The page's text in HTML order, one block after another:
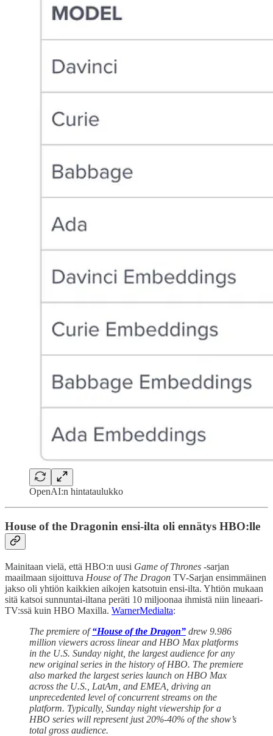
OpenAI:n hintataulukko
House of the Dragonin ensi-ilta oli ennätys HBO:lle
Mainitaan vielä, että HBO:n uusi Game of Thrones -sarjan
maailmaan sijoittuva House of The Dragon TV-Sarjan ensimmäinen
jakso oli yhtiön kaikkien aikojen katsotuin ensi-ilta. Yhtiön mukaan
sitä katsoi sunnuntai-iltana peräti 10 miljoonaa ihmistä niin lineaari-
TV:ssä kuin HBO Maxilla. WarnerMedialta:
The premiere of“House of the Dragon” drew 9.986
million viewers across linear and HBO Max platforms
in the U.S. Sunday night, the largest audience for any
new original series in the history of HBO. The premiere
also marked the largest series launch on HBO Max
across the U.S., LatAm, and EMEA, driving an
unprecedented level of concurrent streams on the
platform. Typically, Sunday night viewership for a
HBO series will represent just 20%-40% of the show’s
total gross audience.